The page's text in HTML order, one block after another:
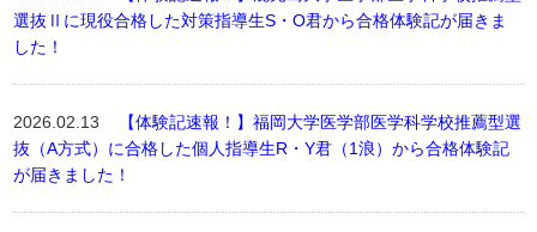
選抜Ⅱに現役合格した対策指導生S・O君から合格体験記が届きま
した！
2026.02.13
【体験記速報！】福岡大学医学部医学科学校推薦型選
抜（A方式）に合格した個人指導生R・Y君（1浪）から合格体験記
が届きました！